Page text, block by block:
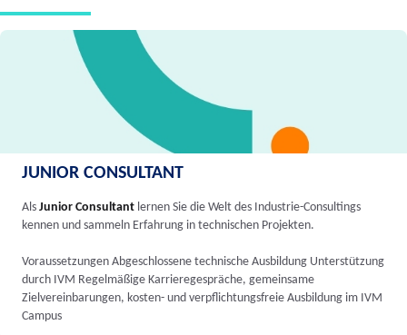
JUNIOR CONSULTANT
Als Junior Consultant lernen Sie die Welt des Industrie-Consultings
kennen und sammeln Erfahrung in technischen Projekten.
Voraussetzungen Abgeschlossene technische Ausbildung Unterstützung
durch IVM Regelmäßige Karrieregespräche, gemeinsame
Zielvereinbarungen, kosten- und verpflichtungsfreie Ausbildung im IVM
Campus